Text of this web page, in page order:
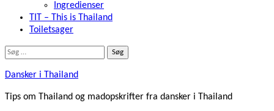
Ingredienser
TIT – This is Thailand
Toiletsager
Søg
Dansker i Thailand
Tips om Thailand og madopskrifter fra dansker i Thailand